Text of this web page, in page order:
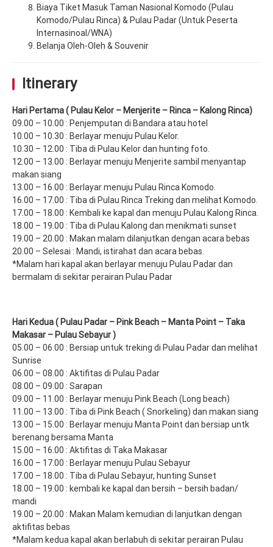
Biaya Tiket Masuk Taman Nasional Komodo (Pulau
Komodo/Pulau Rinca) & Pulau Padar (Untuk Peserta
Internasinoal/WNA)
Belanja Oleh-Oleh & Souvenir
Itinerary
Hari Pertama ( Pulau Kelor – Menjerite – Rinca – Kalong Rinca)
09.00 – 10.00 : Penjemputan di Bandara atau hotel
10.00 – 10.30 : Berlayar menuju Pulau Kelor.
10.30 – 12.00 : Tiba di Pulau Kelor dan hunting foto.
12.00 – 13.00 : Berlayar menuju Menjerite sambil menyantap
makan siang
13.00 – 16.00 : Berlayar menuju Pulau Rinca Komodo.
16.00 – 17.00 : Tiba di Pulau Rinca Treking dan melihat Komodo.
17.00 – 18.00 : Kembali ke kapal dan menuju Pulau Kalong Rinca.
18.00 – 19.00 : Tiba di Pulau Kalong dan menikmati sunset
19.00 – 20.00 : Makan malam dilanjutkan dengan acara bebas
20.00 – Selesai : Mandi, istirahat dan acara bebas.
*Malam hari kapal akan berlayar menuju Pulau Padar dan
bermalam di sekitar perairan Pulau Padar
Hari Kedua ( Pulau Padar – Pink Beach – Manta Point – Taka
Makasar – Pulau Sebayur )
05.00 – 06.00 : Bersiap untuk treking di Pulau Padar dan melihat
Sunrise
06.00 – 08.00 : Aktifitas di Pulau Padar
08.00 – 09.00 : Sarapan
09.00 – 11.00 : Berlayar menuju Pink Beach (Long beach)
11.00 – 13.00 : Tiba di Pink Beach ( Snorkeling) dan makan siang
13.00 – 15.00 : Berlayar menuju Manta Point dan bersiap untk
berenang bersama Manta
15.00 – 16.00 : Aktifitas di Taka Makasar
16.00 – 17.00 : Berlayar menuju Pulau Sebayur
17.00 – 18.00 : Tiba di Pulau Sebayur, hunting Sunset
18.00 – 19.00 : kembali ke kapal dan bersih – bersih badan/
mandi
19.00 – 20.00 : Makan Malam kemudian di lanjutkan dengan
aktifitas bebas
*Malam kedua kapal akan berlabuh di sekitar perairan Pulau